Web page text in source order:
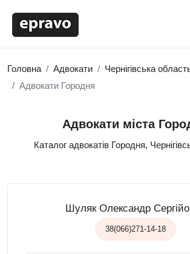
Головна Адвокати
Чернігівська
Адвокати Городня
Адвокати міста
Каталог адвокатів Городня,
Шуляк Олександр
38(066)271-14-18